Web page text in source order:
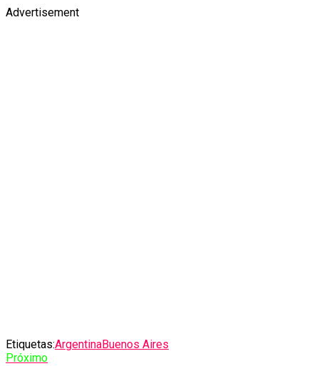
Advertisement
Etiquetas:ArgentinaBuenos Aires
Próximo